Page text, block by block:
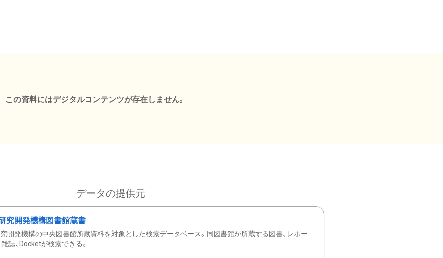
この資料にはデジタルコンテンツが存在しません。
データの提供元
究開発機構図書館蔵書
開発機構の中央図書館所蔵資料を対象とした検索データベース。同図書館が所蔵する図書、レポー
雑誌、Docketが検索できる。